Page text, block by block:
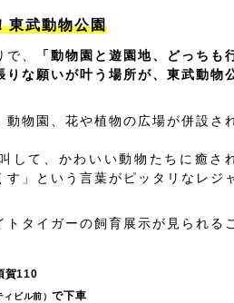
東武動物公園
、
「動物園と遊園地、どっちも
りな願いが叶う場所が、東武動物
動物園、花や植物の広場が併設さ
して、かわいい動物たちに癒さ
す」という言葉がピッタリなレジ
トタイガーの飼育展示が見られる
賀110
ィビル前）で下車